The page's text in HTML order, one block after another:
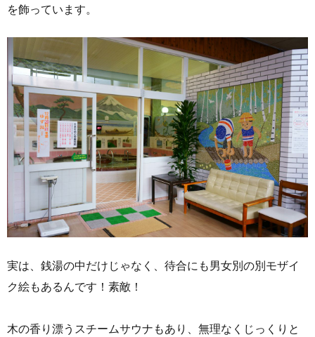
を飾っています。
実は、銭湯の中だけじゃなく、待合にも男女別の別モザイ
ク絵もあるんです！素敵！
木の香り漂うスチームサウナもあり、無理なくじっくりと